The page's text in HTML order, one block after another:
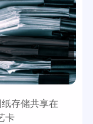
存储共享在
卡